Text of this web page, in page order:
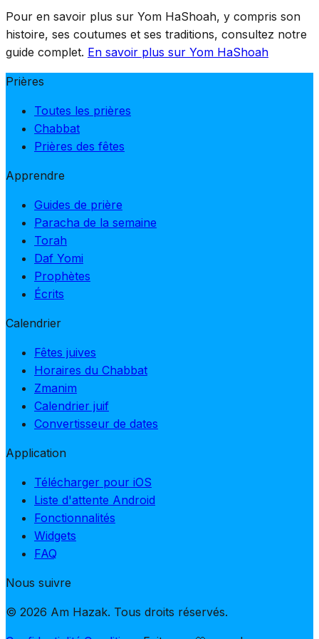
Pour en savoir plus sur Yom HaShoah, y compris son
histoire, ses coutumes et ses traditions, consultez notre
guide complet. En savoir plus sur Yom HaShoah
Prières
Toutes les prières
Chabbat
Prières des fêtes
Apprendre
Guides de prière
Paracha de la semaine
Torah
Daf Yomi
Prophètes
Écrits
Calendrier
Fêtes juives
Horaires du Chabbat
Zmanim
Calendrier juif
Convertisseur de dates
Application
Télécharger pour iOS
Liste d'attente Android
Fonctionnalités
Widgets
FAQ
Nous suivre
© 2026 Am Hazak. Tous droits réservés.